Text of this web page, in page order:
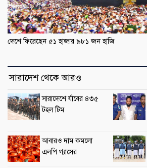
দেশে ফিরেছেন ৫১ হাজার ৯৮১ জন হাজি
সারাদেশ থেকে আরও
সারাদেশে র্যাবের ৪৩৫
টহল টিম
আবারও দাম কমলো
এলপি গ্যাসের